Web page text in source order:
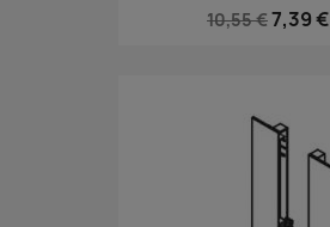
10,55 €7,39 €